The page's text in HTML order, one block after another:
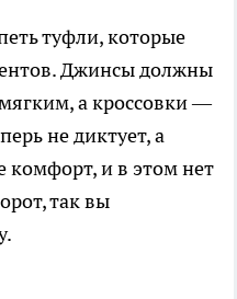
туфли, которые
Джинсы должны
а кроссовки —
не диктует, а
комфорт, и в этом нет
так вы